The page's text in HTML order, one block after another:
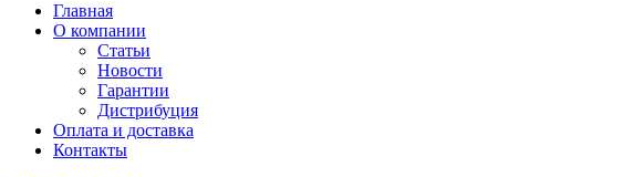
Главная
О компании
Статьи
Новости
Гарантии
Дистрибуция
Оплата и доставка
Контакты